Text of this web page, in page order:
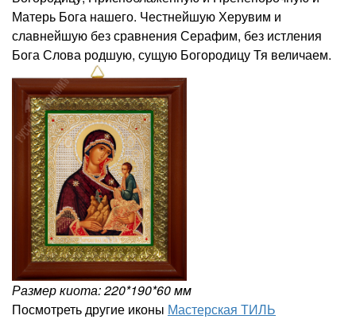
Матерь Бога нашего. Честнейшую Херувим и
славнейшую без сравнения Серафим, без истления
Бога Слова родшую, сущую Богородицу Тя величаем.
Размер киота: 220*190*60 мм
Посмотреть другие иконы Мастерская ТИЛЬ